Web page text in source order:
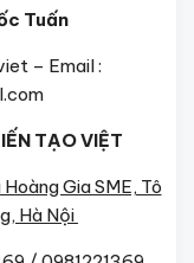
Tuấn
– Email :
TẠO VIỆT
Gia SME, Tô
Hà Nội